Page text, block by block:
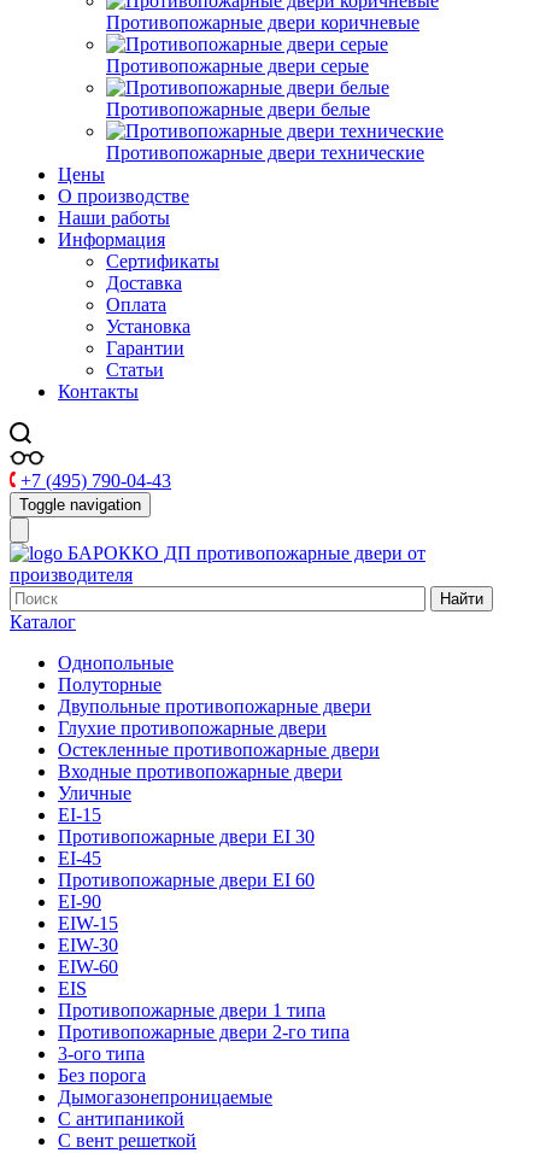
Противопожарные двери коричневые
Противопожарные двери серые
Противопожарные двери белые
Противопожарные двери технические
Цены
О производстве
Наши работы
Информация
Сертификаты
Доставка
Оплата
Установка
Гарантии
Статьи
Контакты
+7 (495) 790-04-43
Toggle navigation
БАРОККО ДП противопожарные двери от
производителя
Найти
Каталог
Однопольные
Полуторные
Двупольные противопожарные двери
Глухие противопожарные двери
Остекленные противопожарные двери
Входные противопожарные двери
Уличные
EI-15
Противопожарные двери EI 30
EI-45
Противопожарные двери EI 60
EI-90
EIW-15
EIW-30
EIW-60
EIS
Противопожарные двери 1 типа
Противопожарные двери 2-го типа
3-ого типа
Без порога
Дымогазонепроницаемые
С антипаникой
С вент решеткой